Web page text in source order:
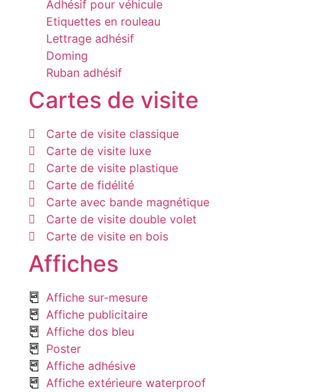
Adhésif pour véhicule
Etiquettes en rouleau
Lettrage adhésif
Doming
Ruban adhésif
Cartes de visite
Carte de visite classique
Carte de visite luxe
Carte de visite plastique
Carte de fidélité
Carte avec bande magnétique
Carte de visite double volet
Carte de visite en bois
Affiches
Affiche sur-mesure
Affiche publicitaire
Affiche dos bleu
Poster
Affiche adhésive
Affiche extérieure waterproof